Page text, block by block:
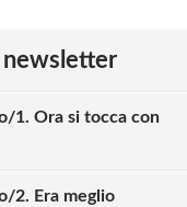
1. Ora si tocca con
2. Era meglio